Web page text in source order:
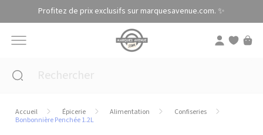
Profitez de prix exclusifs sur marquesavenue.com. ✨
Accueil Épicerie Alimentation
Confiseries
Bonbonnière Penchée 1.2L
Panneau de gestion des cookies